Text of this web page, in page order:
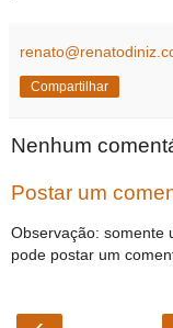
Compartilhar
Nenhum
Postar um
Observação: somente
pode postar um